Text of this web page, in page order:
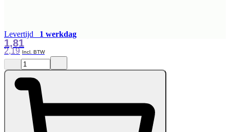
Levertijd 1 werkdag
2,19
1,81